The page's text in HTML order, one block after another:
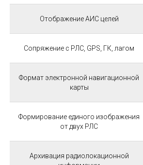
Отображение АИС целей
Сопряжение с РЛС, GPS, ГК, лагом
Формат электронной навигационной
карты
Формирование единого изображения
от двух РЛС
Архивация радиолокационной